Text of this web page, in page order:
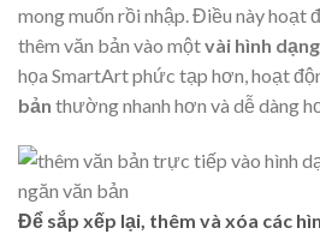
mong muốn rồi nhập. Điều này hoạt
thêm văn bản vào mộtvài hình dạng
họa SmartArt phức tạp hơn, hoạt
bản thường nhanh hơn và dễ dàng
Để sắp xếp lại, thêm và xóa các